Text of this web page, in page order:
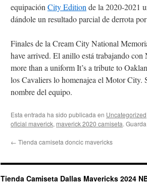
equipación City Edition de la 2020-2021
dándole un resultado parcial de derrota
Finales de la Cream City National
have arrived. El anillo está trabajando
more than a uniform It’s a tribute to
los Cavaliers lo homenajea el Motor City.
nombre del equipo.
Esta entrada ha sido publicada en Uncategorized
oficial maverick, maverick 2020 camiseta.
← Tienda camiseta doncic mavericks
Tienda Camiseta Dallas Mavericks 2024